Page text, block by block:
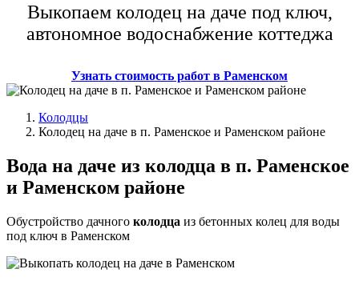
Выкопаем колодец на даче под ключ,
автономное водоснабжение коттеджа
Узнать стоимость работ в Раменском
Колодцы
Колодец на даче в п. Раменское и Раменском районе
Вода на даче из колодца в п. Раменское
и Раменском районе
Обустройство дачного колодца из бетонных колец для воды
под ключ в Раменском